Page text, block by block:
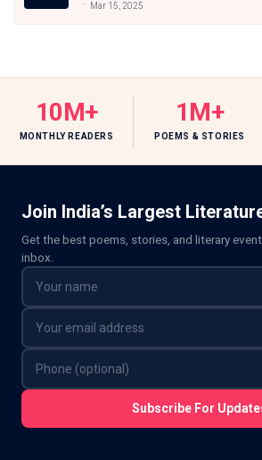
Mar 15, 2025
10M+
MONTHLY READERS
1M+
POEMS & STORIES
Join India’s Largest
Get the best poems, stories, and literary
inbox.
Subscribe For